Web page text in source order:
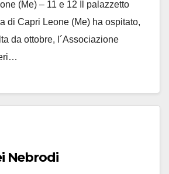
(Me) – 11 e 12 Il palazzetto
di Capri Leone (Me) ha ospitato,
da ottobre, l´Associazione
Nebrodi